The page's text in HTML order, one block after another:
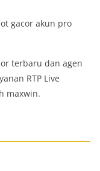
gacor akun pro
terbaru dan agen
RTP Live
maxwin.